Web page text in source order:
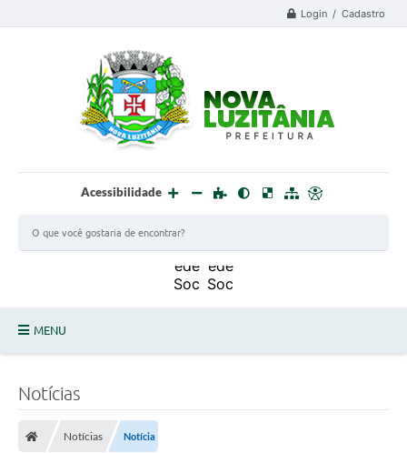
Login / Cadastro
Acessibilidade
MENU
Nota Fiscal Eletrônica
Notícias
Notícias Notícia